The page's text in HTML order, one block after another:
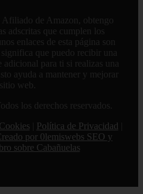
Afiliado de Amazon, obtengo
adscritas que cumplen los
enlaces de esta página son
que puedo recibir una
adicional para ti si realizas una
ayuda a mantener y mejorar
web.
los derechos reservados.
Política de Privacidad
por 0lemiswebs SEO y
sobre Cabañuelas